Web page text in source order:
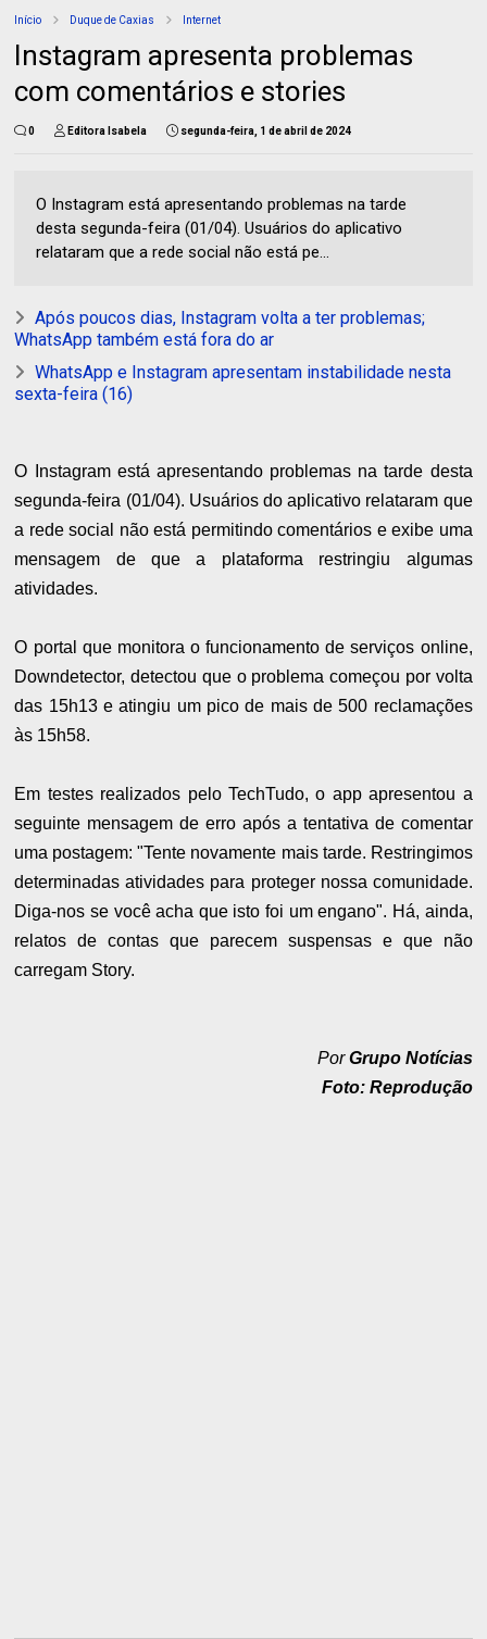
Início Duque de Caxias Internet
Instagram apresenta problemas
com comentários e stories
0 Editora Isabela segunda-feira, 1 de abril de 2024
O Instagram está apresentando problemas na tarde
desta segunda-feira (01/04). Usuários do aplicativo
relataram que a rede social não está pe...
Após poucos dias, Instagram volta a ter problemas;
WhatsApp também está fora do ar
WhatsApp e Instagram apresentam instabilidade nesta
sexta-feira (16)
O Instagram está apresentando problemas na tarde desta
segunda-feira (01/04). Usuários do aplicativo relataram que
a rede social não está permitindo comentários e exibe uma
mensagem de que a plataforma restringiu algumas
atividades.
O portal que monitora o funcionamento de serviços online,
Downdetector, detectou que o problema começou por volta
das 15h13 e atingiu um pico de mais de 500 reclamações
às 15h58.
Em testes realizados pelo TechTudo, o app apresentou a
seguinte mensagem de erro após a tentativa de comentar
uma postagem: "Tente novamente mais tarde. Restringimos
determinadas atividades para proteger nossa comunidade.
Diga-nos se você acha que isto foi um engano". Há, ainda,
relatos de contas que parecem suspensas e que não
carregam Story.
PorGrupo Notícias
Foto: Reprodução